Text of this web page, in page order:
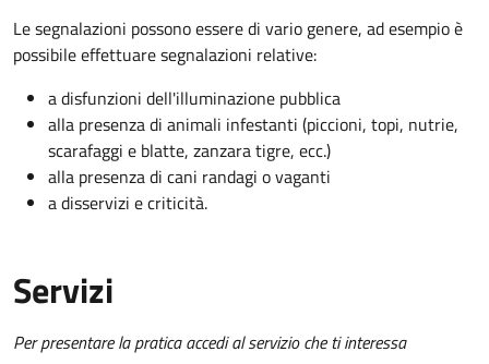
Le segnalazioni possono essere di vario genere, ad esempio è
possibile effettuare segnalazioni relative:
a disfunzioni dell'illuminazione pubblica
alla presenza di animali infestanti (piccioni, topi, nutrie,
scarafaggi e blatte, zanzara tigre, ecc.)
alla presenza di cani randagi o vaganti
a disservizi e criticità.
Servizi
Per presentare la pratica accedi al servizio che ti interessa